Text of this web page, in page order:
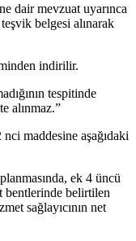
dair mevzuat uyarınca
belgesi alınarak
indirilir.
tespitinde
alınmaz.”
maddesine aşağıdaki
ek 4 üncü
bentlerinde belirtilen
sağlayıcının net